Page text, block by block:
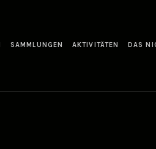
SAMMLUNGEN AKTIVITÄTEN DAS